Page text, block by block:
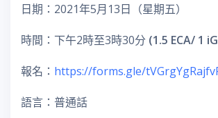
日期：2021年5月13日（星期五）
時間：下午2時至3時30分 (1.5 ECA/ 1
報名： https://forms.gle/
語言：普通話